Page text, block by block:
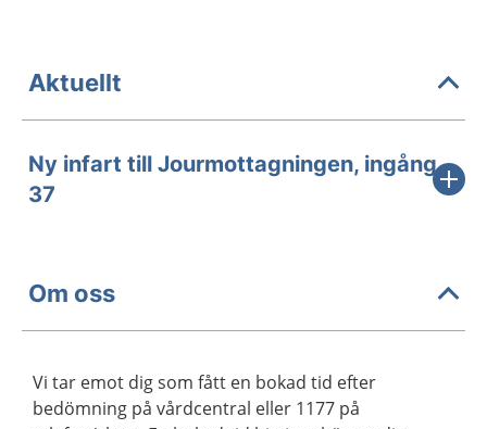
Aktuellt
Ny infart till Jourmottagningen, ingång
37
Om oss
Vi tar emot dig som fått en bokad tid efter
bedömning på vårdcentral eller 1177 på